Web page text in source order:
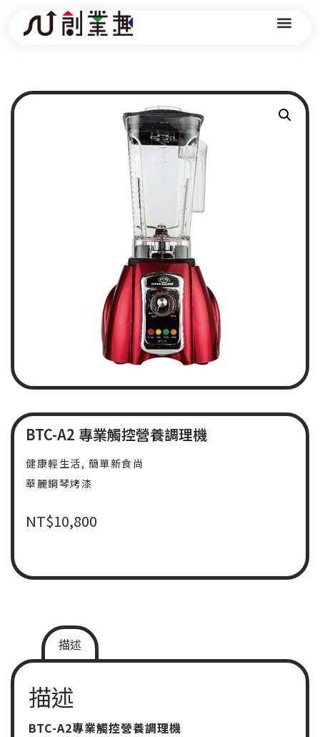
BTC-A2 專業觸控營養調理機
健康輕生活, 簡單新食尚
華麗鋼琴烤漆
NT$10,800
描述
描述
BTC-A2專業觸控營養調理機